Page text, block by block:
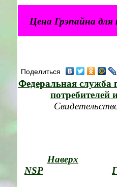
Цена Грэпайна
Поделиться
Федеральная служба
потребителей
Наверх
NSP